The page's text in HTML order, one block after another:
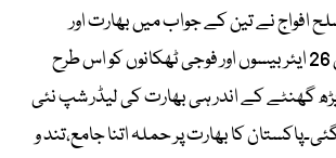
افواج نے تین کے جواب میں بھارت اور
مقبوضہ کشمیر میں 26 ایئر بیسوں اور فوجی ٹھکانوں کو اس طرح
گھنٹے کے اندر ہی بھارت کی لیڈر شپ نئی
کا بھارت پر حملہ اتنا جامع،تند و